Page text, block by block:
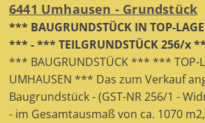
6441 Umhausen - Grundstück
*** BAUGRUNDSTÜCK IN TOP-
*** - *** TEILGRUNDSTÜCK 256/x
*** BAUGRUNDSTÜCK *** *** TOP-
UMHAUSEN *** Das zum Verkauf
Baugrundstück - (GST-NR 256/1 -
- im Gesamtausmaß von ca. 1070